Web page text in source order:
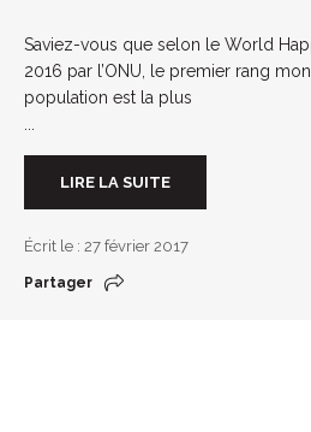
Saviez-vous que selon le World
2016 par l’ONU, le premier rang
population est la plus
LIRE LA SUITE
Écrit le : 27 février 2017
Partager